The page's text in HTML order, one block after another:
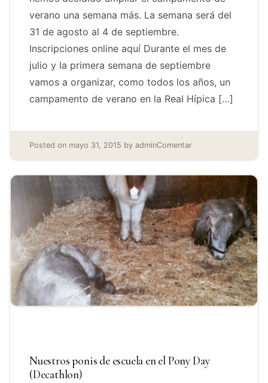
verano una semana más. La semana será del
31 de agosto al 4 de septiembre.
Inscripciones online aquí Durante el mes de
julio y la primera semana de septiembre
vamos a organizar, como todos los años, un
campamento de verano en la Real Hípica […]
Posted on mayo 31, 2015 by adminComentar
Nuestros ponis de escuela en el Pony Day
(Decathlon)